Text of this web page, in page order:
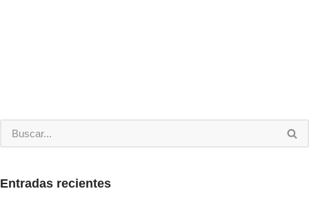
Entradas recientes